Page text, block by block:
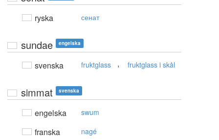
ryska сенат
sundae engelska
svenska fruktglass , fruktglass i skål
simmat svenska
engelska swum
franska nagé